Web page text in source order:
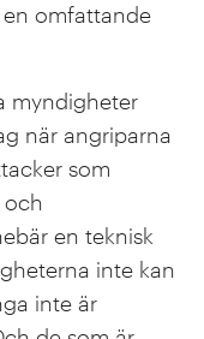
omfattande
myndigheter
när angriparna
som
och
en teknisk
inte kan
inte är